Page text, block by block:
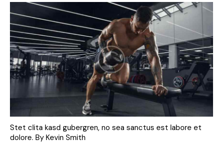
Stet clita kasd gubergren, no sea sanctus est labore et
dolore. By Kevin Smith